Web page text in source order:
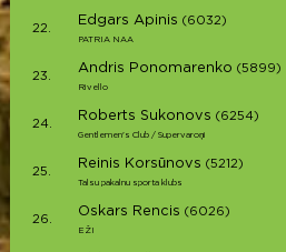
22.
Edgars Apinis (6032)
PATRIA NAA
23.
Andris Ponomarenko (5899)
Rivello
24.
Roberts Sukonovs (6254)
Gentlemen's Club / Supervaroņi
25.
Reinis Korsūnovs (5212)
Talsu pakalnu sporta klubs
26.
Oskars Rencis (6026)
EŽI